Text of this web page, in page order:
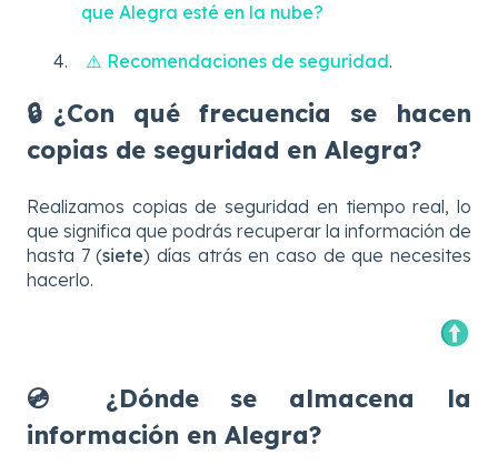
que Alegra esté en la nube?
⚠️ Recomendaciones de seguridad.
🔒¿Con qué frecuencia se hacen
copias de seguridad en Alegra?
Realizamos copias de seguridad en tiempo real, lo
que significa que podrás recuperar la información de
hasta 7 (siete) días atrás en caso de que necesites
hacerlo.
💿 ¿Dónde se almacena la
información en Alegra?